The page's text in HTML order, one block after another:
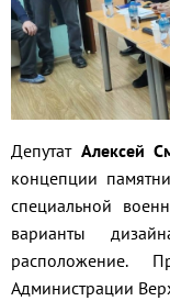
Депутат Алексей
концепции
специальной
варианты
расположение.
Администрации